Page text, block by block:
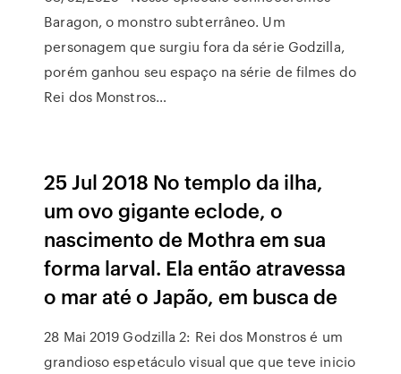
Baragon, o monstro subterrâneo. Um
personagem que surgiu fora da série Godzilla,
porém ganhou seu espaço na série de filmes do
Rei dos Monstros…
25 Jul 2018 No templo da ilha,
um ovo gigante eclode, o
nascimento de Mothra em sua
forma larval. Ela então atravessa
o mar até o Japão, em busca de
28 Mai 2019 Godzilla 2: Rei dos Monstros é um
grandioso espetáculo visual que que teve inicio